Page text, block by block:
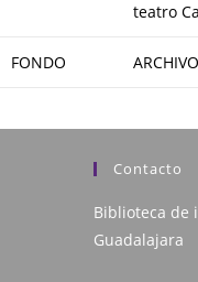
teatro
FONDO
Contacto
Biblioteca de
Guadalajara